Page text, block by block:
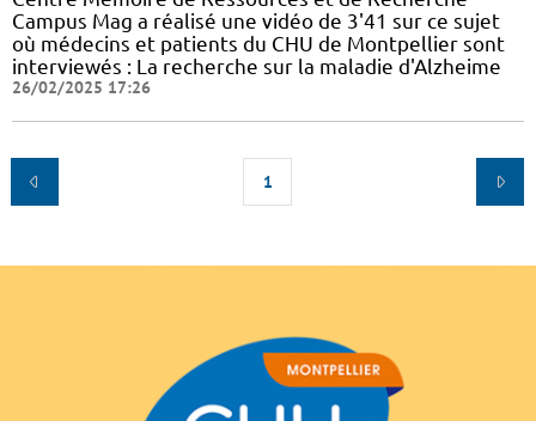
Campus Mag a réalisé une vidéo de 3'41 sur ce sujet
où médecins et patients du CHU de Montpellier sont
interviewés : La recherche sur la maladie d'Alzheime
26/02/2025 17:26
1